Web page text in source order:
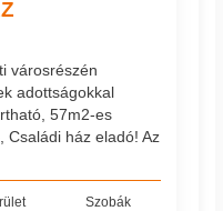
városrészén
adottságokkal
57m2-es
Családi ház eladó! Az
Szobák